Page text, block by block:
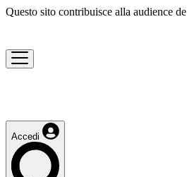
Questo sito contribuisce alla audience de
Accedi